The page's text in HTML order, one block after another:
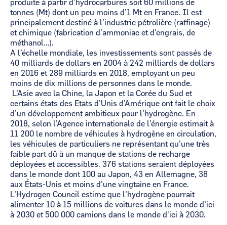
produite à partir d’hydrocarbures soit 60 millions de
tonnes (Mt) dont un peu moins d’1 Mt en France. Il est
principalement destiné à l’industrie pétrolière (raffinage)
et chimique (fabrication d’ammoniac et d’engrais, de
méthanol…).
A l’échelle mondiale, les investissements sont passés de
40 milliards de dollars en 2004 à 242 milliards de dollars
en 2016 et 289 milliards en 2018, employant un peu
moins de dix millions de personnes dans le monde.
L’Asie avec la Chine, la Japon et la Corée du Sud et
certains états des Etats d’Unis d’Amérique ont fait le choix
d’un développement ambitieux pour l’hydrogène. En
2018, selon l’Agence internationale de l’énergie estimait à
11 200 le nombre de véhicules à hydrogène en circulation,
les véhicules de particuliers ne représentant qu’une très
faible part dû à un manque de stations de recharge
déployées et accessibles. 376 stations seraient déployées
dans le monde dont 100 au Japon, 43 en Allemagne, 38
aux États-Unis et moins d’une vingtaine en France.
L’Hydrogen Council estime que l’hydrogène pourrait
alimenter 10 à 15 millions de voitures dans le monde d’ici
à 2030 et 500 000 camions dans le monde d'ici à 2030.